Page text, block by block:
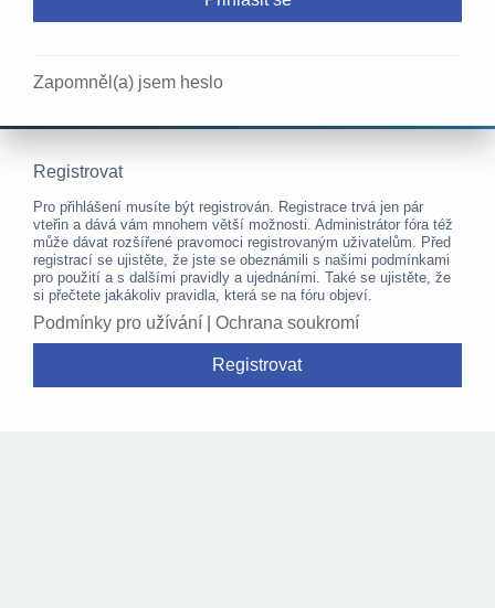
Zapomněl(a) jsem heslo
Registrovat
Pro přihlášení musíte být registrován. Registrace trvá jen pár
vteřin a dává vám mnohem větší možnosti. Administrátor fóra též
může dávat rozšířené pravomoci registrovaným uživatelům. Před
registrací se ujistěte, že jste se obeznámili s našimi podmínkami
pro použití a s dalšími pravidly a ujednáními. Také se ujistěte, že
si přečtete jakákoliv pravidla, která se na fóru objeví.
Podmínky pro užívání Ochrana soukromí
Registrovat